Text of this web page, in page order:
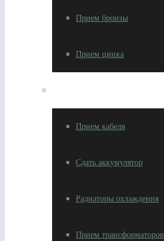
Прием бронзы
Прием цинка
Прием кабеля
Сдать аккумулятор
Радиаторы охлаждения
Прием трансформаторов